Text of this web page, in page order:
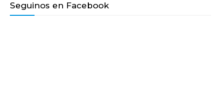
Seguinos en Facebook